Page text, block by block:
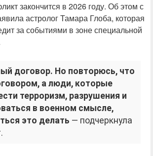
закончится в 2026 году. Об этом с
астролог Тамара Глоба, которая
за событиями в зоне специальной
договор. Но повторюсь, что
а люди, которые
терроризм, разрушения и
в военном смысле,
это делать — подчеркнула